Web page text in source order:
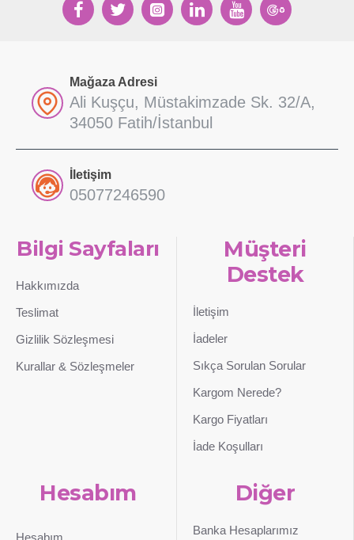
Mağaza Adresi
Ali Kuşçu, Müstakimzade Sk. 32/A,
34050 Fatih/İstanbul
İletişim
05077246590
Bilgi Sayfaları
Hakkımızda
Teslimat
Gizlilik Sözleşmesi
Kurallar & Sözleşmeler
Müşteri
Destek
İletişim
İadeler
Sıkça Sorulan Sorular
Kargom Nerede?
Kargo Fiyatları
İade Koşulları
Hesabım
Hesabım
Diğer
Banka Hesaplarımız